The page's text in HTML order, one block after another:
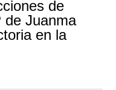
de
de Juanma
en la